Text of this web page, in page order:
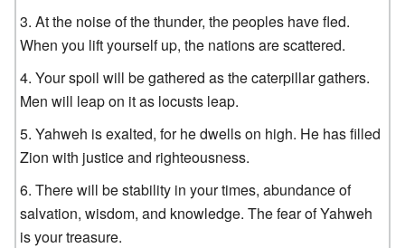
At the noise of the thunder, the peoples have fled.
When you lift yourself up, the nations are scattered.
Your spoil will be gathered as the caterpillar gathers.
Men will leap on it as locusts leap.
Yahweh is exalted, for he dwells on high. He has filled
Zion with justice and righteousness.
There will be stability in your times, abundance of
salvation, wisdom, and knowledge. The fear of Yahweh
is your treasure.